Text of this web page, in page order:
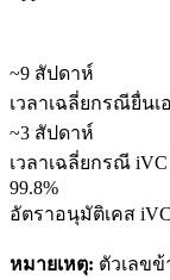
~9 สัปดาห์
เวลาเฉลี่ยกรณียื่นเ
~3 สัปดาห์
เวลาเฉลี่ยกรณี
99.8%
อัตราอนุมัติเคส
หมายเหตุ: ตัวเลข